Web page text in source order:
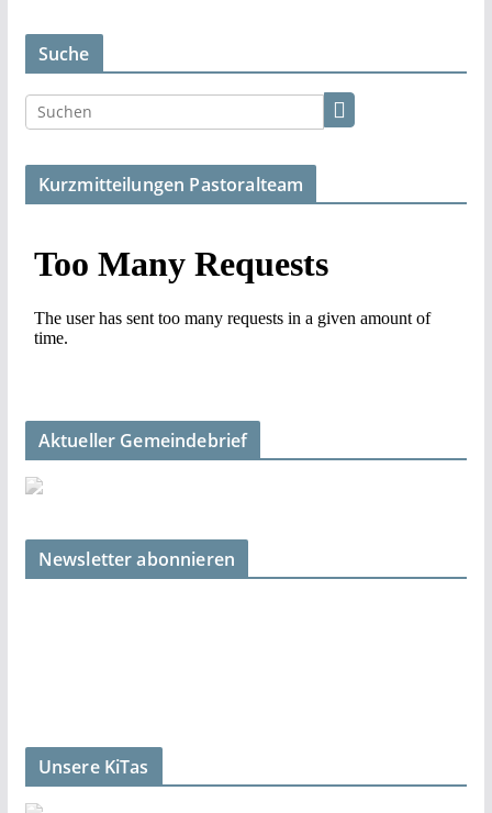
Suche
Kurzmitteilungen Pastoralteam
Aktueller Gemeindebrief
Newsletter abonnieren
Unsere KiTas